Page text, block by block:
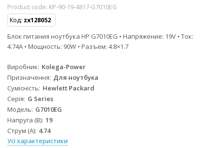
Product code: KP-90-19-4817-G7010EG
Код: zx128052
Блок питания ноутбука HP G7010EG • Напряжение: 19V • Ток:
4.74A • Мощность: 90W • Разъем: 4.8×1.7
Виробник Kolega-Power
Призначення Для ноутбука
Сумісність Hewlett Packard
Серія G Series
Модель G7010EG
Напруга (В) 19
Струм (А) 4.74
Усі характеристики